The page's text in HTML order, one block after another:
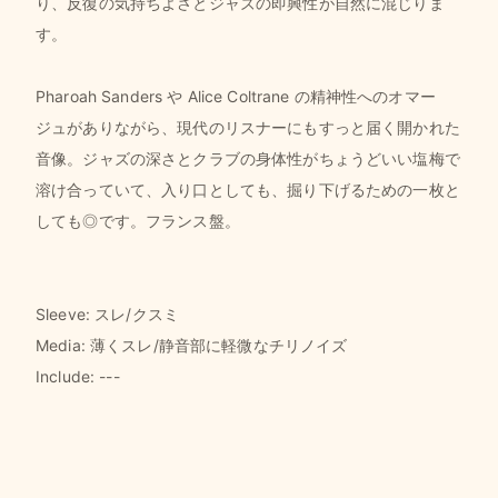
す。
Pharoah Sanders や Alice Coltrane の精神性へのオマー
ジュがありながら、現代のリスナーにもすっと届く開かれた
音像。ジャズの深さとクラブの身体性がちょうどいい塩梅で
溶け合っていて、入り口としても、掘り下げるための一枚と
しても◎です。フランス盤。
Sleeve: スレ/クスミ
Media: 薄くスレ/静音部に軽微なチリノイズ
Include: ---